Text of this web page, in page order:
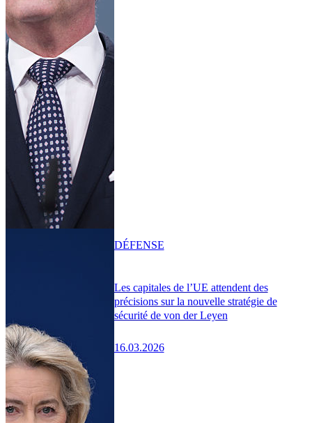
Les capitales de l’UE attendent des
précisions sur la nouvelle stratégie de
sécurité de von der Leyen
16.03.2026
DÉFENSE